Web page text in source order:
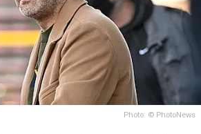
Photo: © PhotoNews